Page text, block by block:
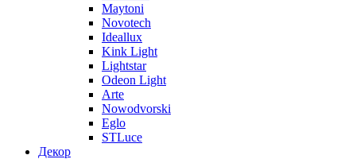
Maytoni
Novotech
Ideallux
Kink Light
Lightstar
Odeon Light
Arte
Nowodvorski
Eglo
STLuce
Декор